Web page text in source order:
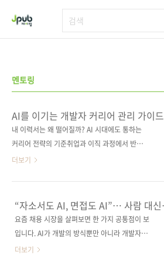
멘토링
AI를 이기는 개발자 커리어 관리 가이드
내 이력서는 왜 떨어질까? AI 시대에도 통하는
커리어 전략의 기준취업과 이직 과정에서 반복
되는 ‘불합격’의 이유는 당신의 역량 부족이 아닐
적인 원인과 해결 방법을 짚는다. 속성 결과보다
판단력과 기본에 집중하며 이력서 작성부터 면
접, 이직과 퇴사에 이르는 커리어 관리의 전 과정
고, 무엇을 선택하고 어떻게 가치를 전달할지 스
더보기
“자소서도 AI, 면접도 AI”… 사람 대신
알고리즘이 맞붙는 채용 시대
요즘 채용 시장을 살펴보면 한 가지 공통점이 보
입니다. AI가 개발의 방식뿐만 아니라 개발자를
채용하는 방식, 역량을 평가하는 기준, 그리고 일
더보기